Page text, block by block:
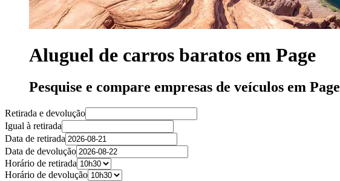
Aluguel de carros baratos em Page
Pesquise e compare empresas de veículos em Page
Retirada e devolução
Igual à retirada
Data de retirada
Data de devolução
Horário de retirada
Horário de devolução